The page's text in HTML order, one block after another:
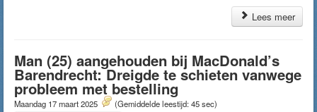
Lees meer
Man (25) aangehouden bij MacDonald’s
Barendrecht: Dreigde te schieten vanwege
probleem met bestelling
Maandag 17 maart 2025 (Gemiddelde leestijd: 45 sec)